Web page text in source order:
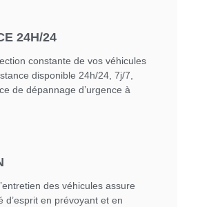
24H/24
constante de vos véhicules
disponible 24h/24, 7j/7,
de dépannage d’urgence à
des véhicules assure
d’esprit en prévoyant et en